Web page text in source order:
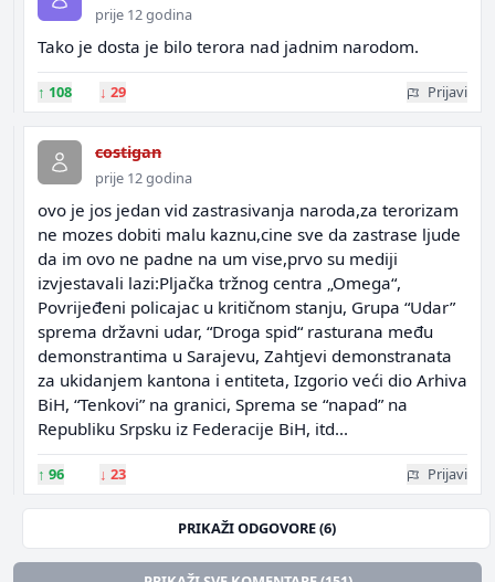
prije 12 godina
Tako je dosta je bilo terora nad jadnim narodom.
↑ 108 ↓ 29 Prijavi
costigan
prije 12 godina
ovo je jos jedan vid zastrasivanja naroda,za terorizam
ne mozes dobiti malu kaznu,cine sve da zastrase ljude
da im ovo ne padne na um vise,prvo su mediji
izvjestavali lazi:Pljačka tržnog centra „Omega“,
Povrijeđeni policajac u kritičnom stanju, Grupa “Udar”
sprema državni udar, “Droga spid“ rasturana među
demonstrantima u Sarajevu, Zahtjevi demonstranata
za ukidanjem kantona i entiteta, Izgorio veći dio Arhiva
BiH, “Tenkovi” na granici, Sprema se “napad” na
Republiku Srpsku iz Federacije BiH, itd...
↑ 96 ↓ 23 Prijavi
PRIKAŽI ODGOVORE (6)